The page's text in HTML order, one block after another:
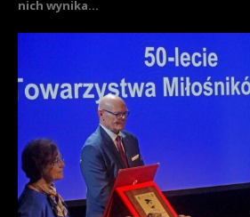
nich wynika...